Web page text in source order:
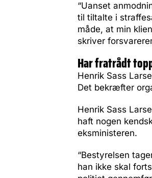
“Uanset
til tiltalte i
måde, at min
skriver
Har fratrådt
Henrik Sass
Det bekræfter
Henrik Sass
haft nogen
eksministeren.
“Bestyrelsen
han ikke skal